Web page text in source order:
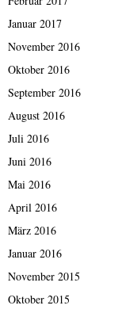
Januar 2017
November 2016
Oktober 2016
September 2016
August 2016
Juli 2016
Juni 2016
Mai 2016
April 2016
März 2016
Januar 2016
November 2015
Oktober 2015